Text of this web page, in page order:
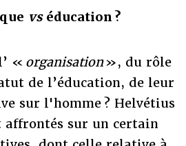
vséducation ?
« organisation», du rôle
de l’éducation, de leur
sur l'homme ? Helvétius
affrontés sur un certain